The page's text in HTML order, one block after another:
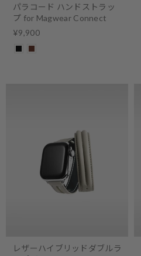
パラコード ハンドストラッ
プ for Magwear Connect
¥9,900
レザーハイブリッドダブルラ